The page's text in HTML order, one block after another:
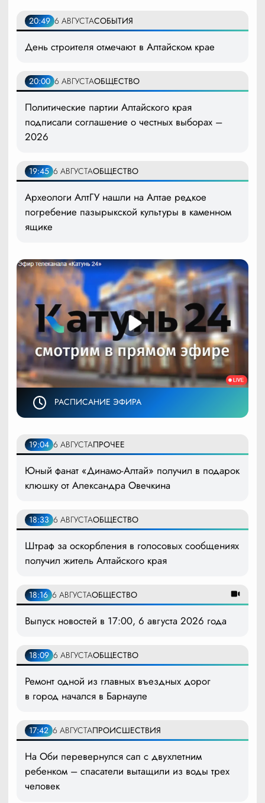
20:49 6 АВГУСТАСОБЫТИЯ
День строителя отмечают в Алтайском крае
20:00 6 АВГУСТАОБЩЕСТВО
Политические партии Алтайского края
подписали соглашение о честных выборах –
2026
19:45 6 АВГУСТАОБЩЕСТВО
Археологи АлтГУ нашли на Алтае редкое
погребение пазырыкской культуры в каменном
ящике
РАСПИСАНИЕ ЭФИРА
19:04 6 АВГУСТАПРОЧЕЕ
Юный фанат «Динамо-Алтай» получил в подарок
клюшку от Александра Овечкина
18:33 6 АВГУСТАОБЩЕСТВО
Штраф за оскорбления в голосовых сообщениях
получил житель Алтайского края
18:16 6 АВГУСТАОБЩЕСТВО
Выпуск новостей в 17:00, 6 августа 2026 года
18:09 6 АВГУСТАОБЩЕСТВО
Ремонт одной из главных въездных дорог
в город начался в Барнауле
17:42 6 АВГУСТАПРОИСШЕСТВИЯ
На Оби перевернулся сап с двухлетним
ребенком – спасатели вытащили из воды трех
человек